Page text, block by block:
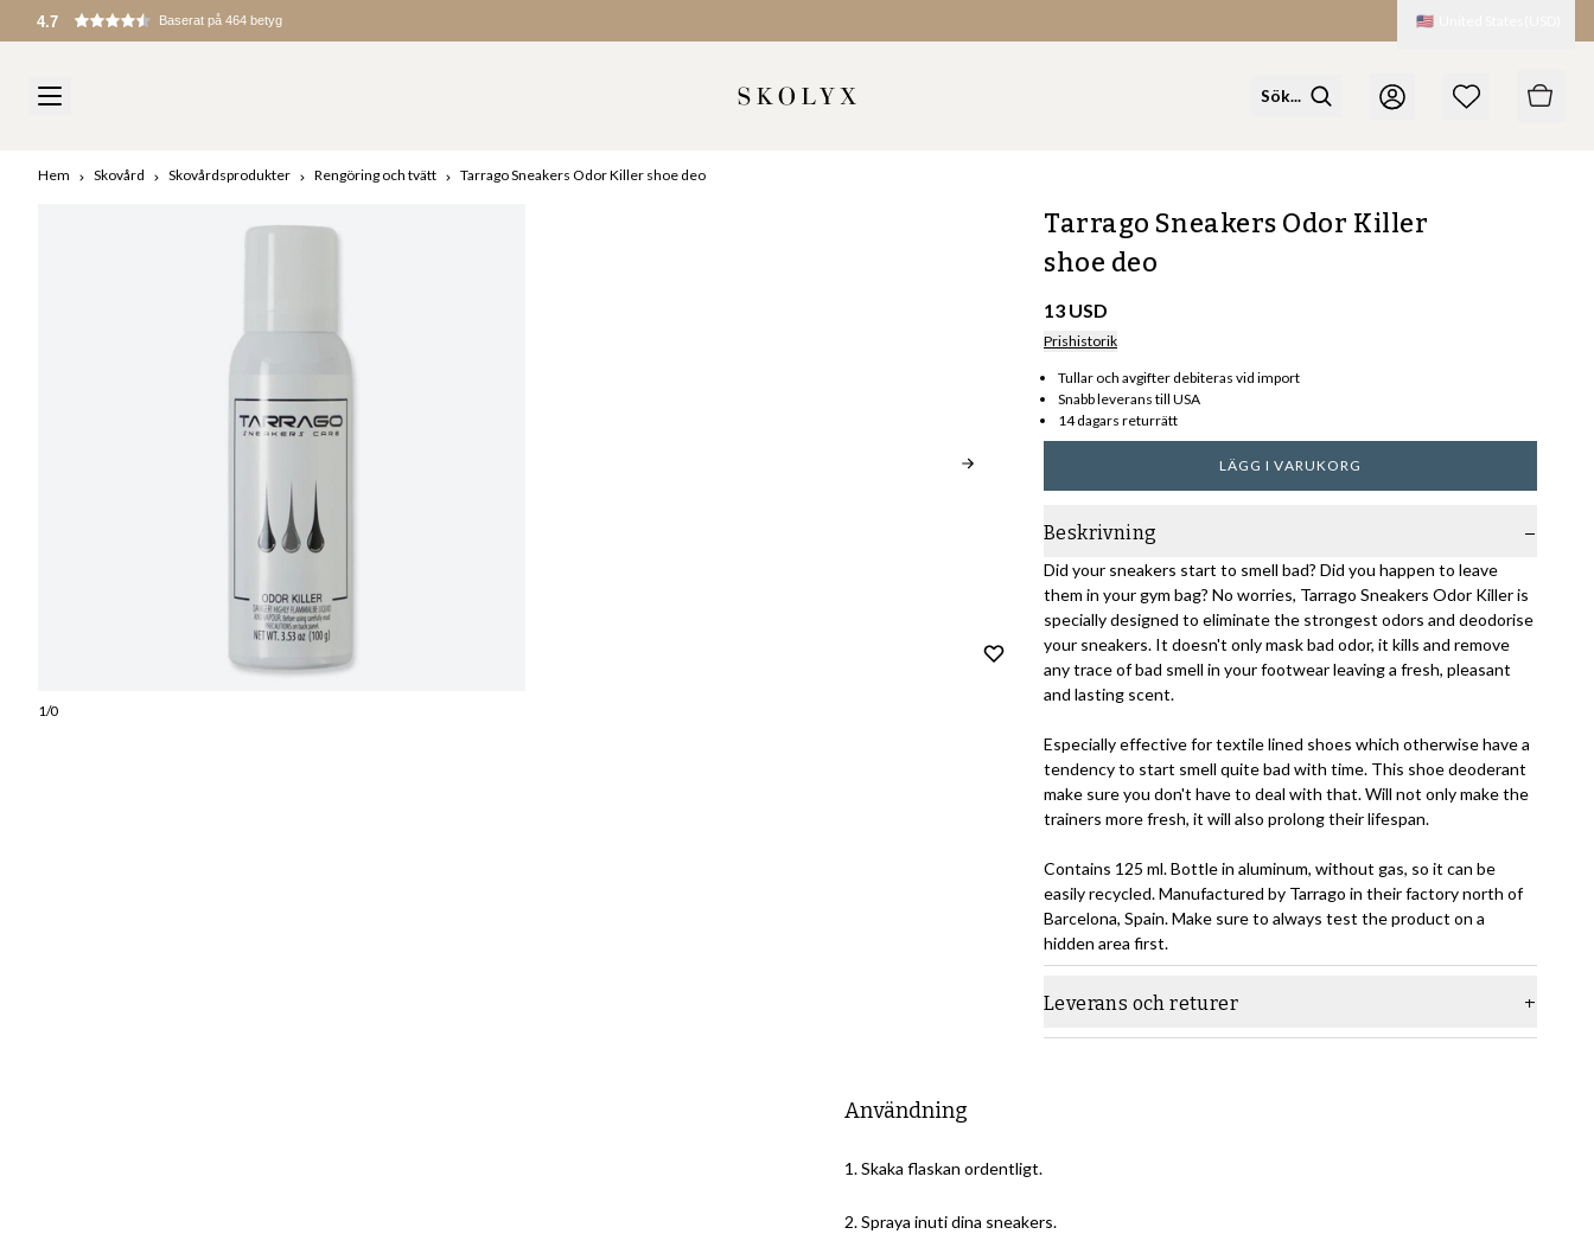
4.7 Baserat på 464 betyg 🇺🇸
Hem Skovård Skovårdsprodukter Rengöring och tvätt Tarrago Sneakers Odor Killer shoe deo
1/0
Tarrago Sneakers Odor Killer
shoe deo
13 USD
Prishistorik
Tullar och avgifter debiteras vid import
Snabb leverans till USA
14 dagars returrätt
LÄGG I VARUKORG
Beskrivning
Did your sneakers start to smell bad? Did you happen to leave
them in your gym bag? No worries, Tarrago Sneakers Odor Killer is
specially designed to eliminate the strongest odors and deodorise
your sneakers. It doesn't only mask bad odor, it kills and remove
any trace of bad smell in your footwear leaving a fresh, pleasant
and lasting scent.
Especially effective for textile lined shoes which otherwise have a
tendency to start smell quite bad with time. This shoe deoderant
make sure you don't have to deal with that. Will not only make the
trainers more fresh, it will also prolong their lifespan.
Contains 125 ml. Bottle in aluminum, without gas, so it can be
easily recycled. Manufactured by Tarrago in their factory north of
Barcelona, Spain. Make sure to always test the product on a
hidden area first.
Leverans och returer
Användning
1. Skaka flaskan ordentligt.
2. Spraya inuti dina sneakers.